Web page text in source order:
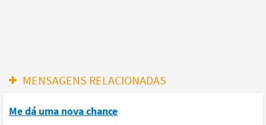
MENSAGENS RELACIONADAS
Me dá uma nova chance